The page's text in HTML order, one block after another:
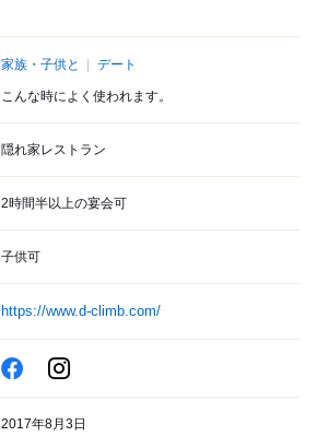
家族・子供と デート
こんな時によく使われます。
隠れ家レストラン
2時間半以上の宴会可
子供可
https://www.d-climb.com/
2017年8月3日